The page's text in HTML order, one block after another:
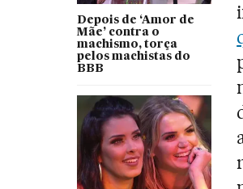
Depois de ‘Amor de
Mãe’ contra o
machismo, torça
pelos machistas do
BBB